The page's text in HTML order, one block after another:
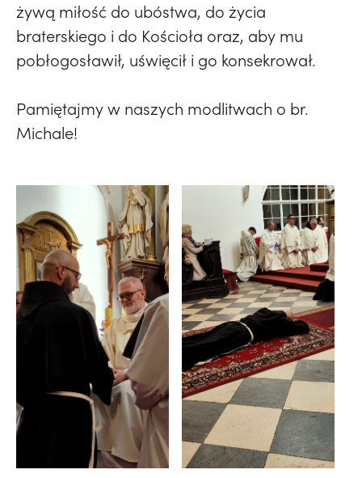
żywą miłość do ubóstwa, do życia
braterskiego i do Kościoła oraz, aby mu
pobłogosławił, uświęcił i go konsekrował.
Pamiętajmy w naszych modlitwach o br.
Michale!